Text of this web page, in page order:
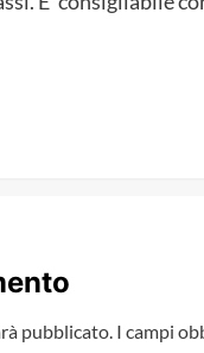
pubblicato. I campi